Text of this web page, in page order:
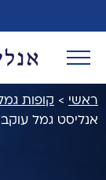
ראשי > קופות
אנליסט גמל עוקב